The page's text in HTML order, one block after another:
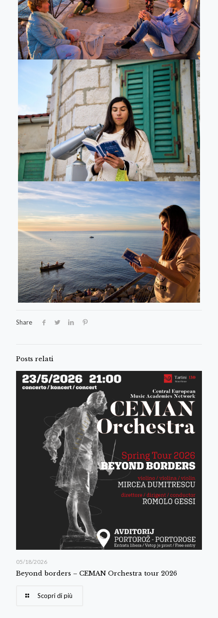
Share
Posts relati
05/18/2026
Beyond borders – CEMAN Orchestra tour 2026
Scopri di più